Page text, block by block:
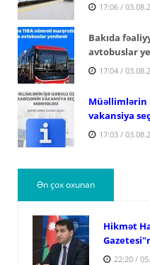
17:06 /
Bakıda
avtobuslar
17:04 /
Müəllimlərin
vakansiya
17:03 /
Ən çox oxunan
Hikmət
22:20 /